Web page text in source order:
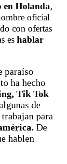
en Holanda,
oficial
con ofertas
es hablar
paraíso
ha hecho
Tik Tok
de
para
De
hablen